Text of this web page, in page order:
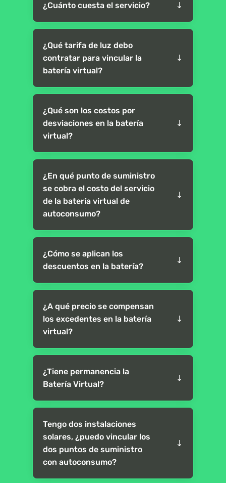
¿Cuánto cuesta el servicio?
¿Qué tarifa de luz debo
contratar para vincular la
batería virtual?
¿Qué son los costos por
desviaciones en la batería
virtual?
¿En qué punto de suministro
se cobra el costo del servicio
de la batería virtual de
autoconsumo?
¿Cómo se aplican los
descuentos en la batería?
¿A qué precio se compensan
los excedentes en la batería
virtual?
¿Tiene permanencia la
Batería Virtual?
Tengo dos instalaciones
solares, ¿puedo vincular los
dos puntos de suministro
con autoconsumo?